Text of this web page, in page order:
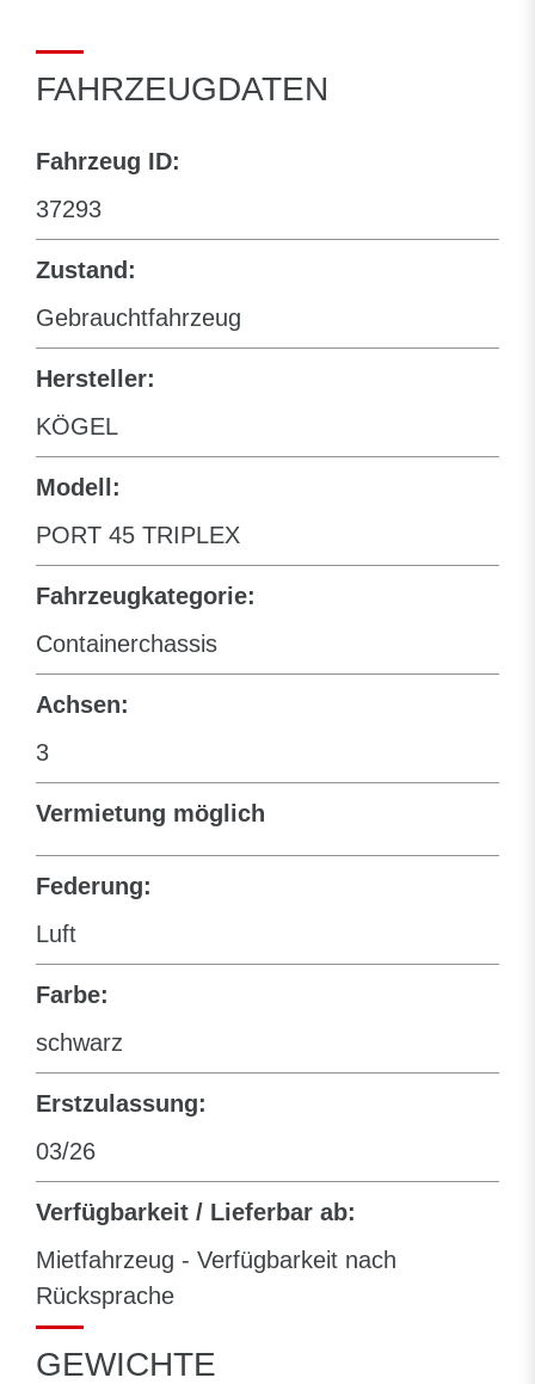
FAHRZEUGDATEN
Fahrzeug ID:
37293
Zustand:
Gebrauchtfahrzeug
Hersteller:
KÖGEL
Modell:
PORT 45 TRIPLEX
Fahrzeugkategorie:
Containerchassis
Achsen:
3
Vermietung möglich
Federung:
Luft
Farbe:
schwarz
Erstzulassung:
03/26
Verfügbarkeit / Lieferbar ab:
Mietfahrzeug - Verfügbarkeit nach
Rücksprache
GEWICHTE